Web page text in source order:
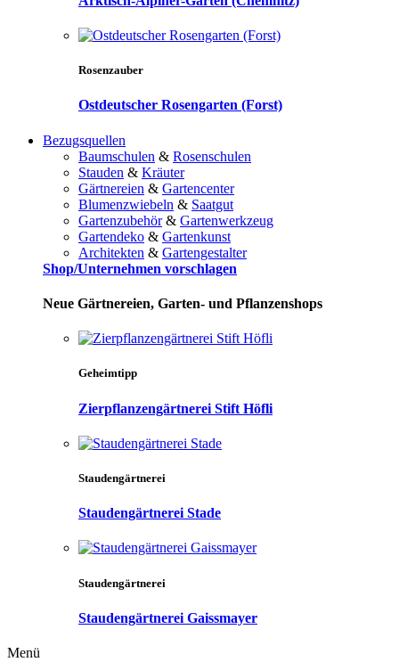
Rosenzauber
Ostdeutscher Rosengarten (Forst)
Bezugsquellen
Baumschulen & Rosenschulen
Stauden & Kräuter
Gärtnereien & Gartencenter
Blumenzwiebeln & Saatgut
Gartenzubehör& Gartenwerkzeug
Gartendeko & Gartenkunst
Architekten & Gartengestalter
Shop/Unternehmen vorschlagen
Neue Gärtnereien, Garten- und Pflanzenshops
Geheimtipp
Zierpflanzengärtnerei Stift Höfli
Staudengärtnerei
Staudengärtnerei Stade
Staudengärtnerei
Staudengärtnerei Gaissmayer
Menü